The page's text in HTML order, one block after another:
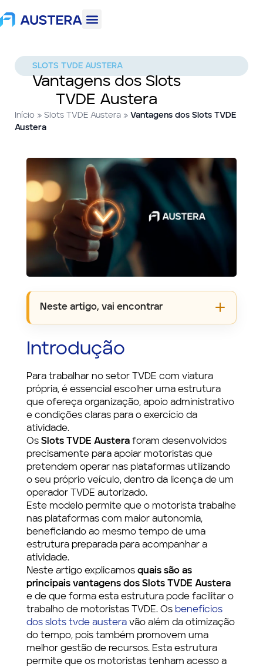
SLOTS TVDE AUSTERA
Vantagens dos Slots
TVDE Austera
Início » Slots TVDE Austera » Vantagens dos Slots TVDE
Austera
Neste artigo, vai encontrar
Introdução
Para trabalhar no setor TVDE com viatura
própria, é essencial escolher uma estrutura
que ofereça organização, apoio administrativo
e condições claras para o exercício da
atividade.
Os Slots TVDE Austeraforam desenvolvidos
precisamente para apoiar motoristas que
pretendem operar nas plataformas utilizando
o seu próprio veículo, dentro da licença de um
operador TVDE autorizado.
Este modelo permite que o motorista trabalhe
nas plataformas com maior autonomia,
beneficiando ao mesmo tempo de uma
estrutura preparada para acompanhar a
atividade.
Neste artigo explicamos quais são as
principais vantagens dos Slots TVDE Austera
e de que forma esta estrutura pode facilitar o
trabalho de motoristas TVDE. Os benefícios
dos slots tvde austeravão além da otimização
do tempo, pois também promovem uma
melhor gestão de recursos. Esta estrutura
permite que os motoristas tenham acesso a